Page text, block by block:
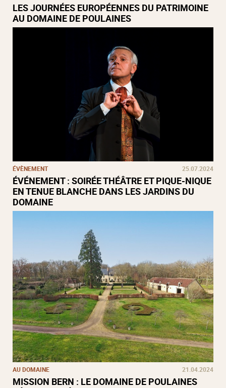
LES JOURNÉES EUROPÉENNES DU PATRIMOINE
AU DOMAINE DE POULAINES
ÉVÈNEMENT 25.07.2024
ÉVÉNEMENT : SOIRÉE THÉÂTRE ET PIQUE-NIQUE
EN TENUE BLANCHE DANS LES JARDINS DU
DOMAINE
AU DOMAINE 21.04.2024
MISSION BERN : LE DOMAINE DE POULAINES